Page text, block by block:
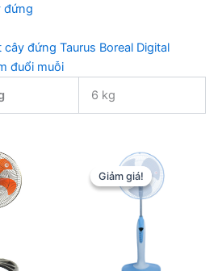
đứng
cây đứng Taurus Boreal Digital
đuổi muỗi
6 kg
Giảm giá!
Giảm giá!